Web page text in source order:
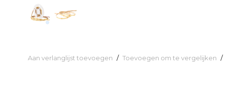
Aan verlanglijst toevoegen / Toevoegen om te vergelijken /